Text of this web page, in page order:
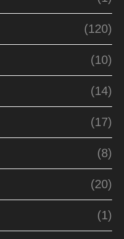
(120)
(10)
(14)
(17)
(8)
(20)
(1)